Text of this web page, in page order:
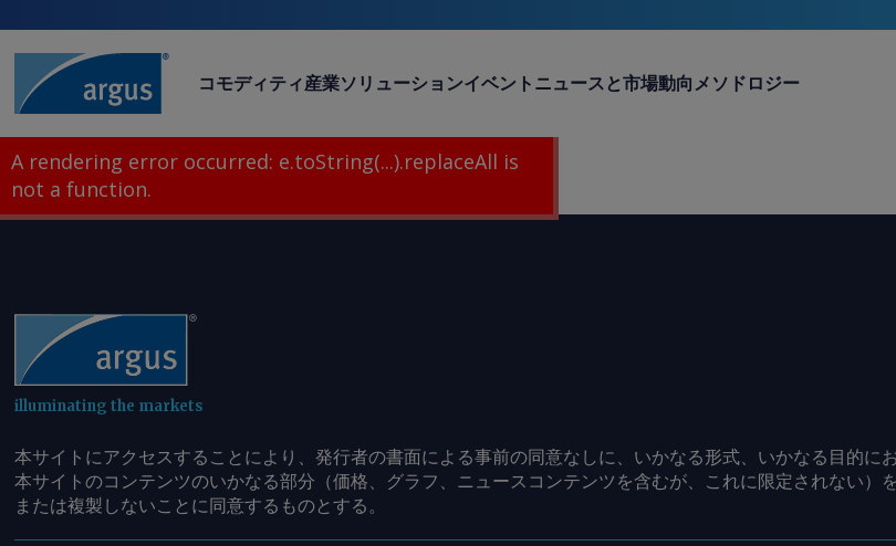
コモディティ産業ソリューションイベント ニュースと市場動向メソドロジー
A rendering error occurred: e.toString(...).replaceAll is
not a function.
illuminating the markets
本サイトにアクセスすることにより、発行者の書面による事前の同意なしに、いかなる形式、いかなる目的にお
本サイトのコンテンツのいかなる部分（価格、グラフ、ニュースコンテンツを含むが、これに限定されない）
または複製しないことに同意するものとする。